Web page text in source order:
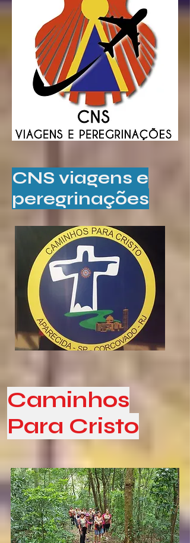
CNS viagens e
peregrinações
Caminhos
Para Cristo